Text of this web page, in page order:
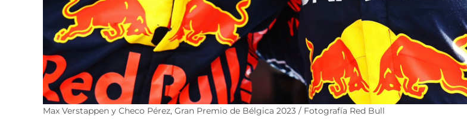
Max Verstappen y Checo Pérez, Gran Premio de Bélgica 2023 / Fotografía Red Bull